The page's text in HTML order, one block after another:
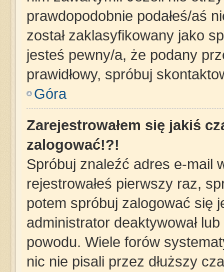
prawdopodobnie podałeś/aś
został zaklasyfikowany jako
jesteś pewny/a, że podany
prawidłowy, spróbuj
Góra
Zarejestrowałem się jakiś
zalogować!?!
Spróbuj znaleźć adres e-mail
rejestrowałeś pierwszy raz,
potem spróbuj zalogować się
administrator deaktywował
powodu. Wiele forów
nic nie pisali przez dłuższy